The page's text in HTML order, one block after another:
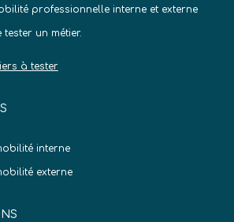
professionnelle interne et externe
un métier.
à tester
interne
externe